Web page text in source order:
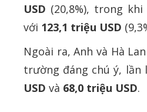
USD (20,8%), trong
với 123,1 triệu USD
Ngoài ra, Anh và Hà
trường đáng chú ý, lần
USD và 68,0 triệu USD.